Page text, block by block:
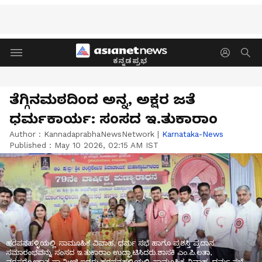
ಕನ್ನಡಪ್ರಭ
ತೆಗ್ಗಿನಮಠದಿಂದ ಅನ್ನ, ಅಕ್ಷರ ಜತೆ
ಧರ್ಮಕಾರ್ಯ: ಸಂಸದ ಇ.ತುಕಾರಾಂ
Author : KannadaprabhaNewsNetwork | Karnataka-News
Published : May 10 2026, 02:15 AM IST
ಹರಪನಹಳ್ಳಿಯಲ್ಲಿ ಸಾಮೂಹಿಕ ವಿವಾಹ, ಧರ್ಮ ಸಭೆ ಹಾಗೂ ಪ್ರಶಸ್ತಿ ಪ್ರದಾನ
ಸಮಾರಂಭವನ್ನು ಸಂಸದ ಇ.ತುಕಾರಾಂ ಉದ್ಘಾಟಿಸಿದರು.ಶಾಸಕಿ ಎಂ.ಪಿ.ಲತಾ,